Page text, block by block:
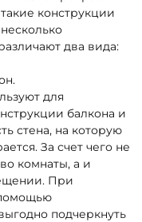
конструкции
два вида:
для
балкона и
стена, на которую
За счет чего не
комнаты, а и
При
подчеркнуть